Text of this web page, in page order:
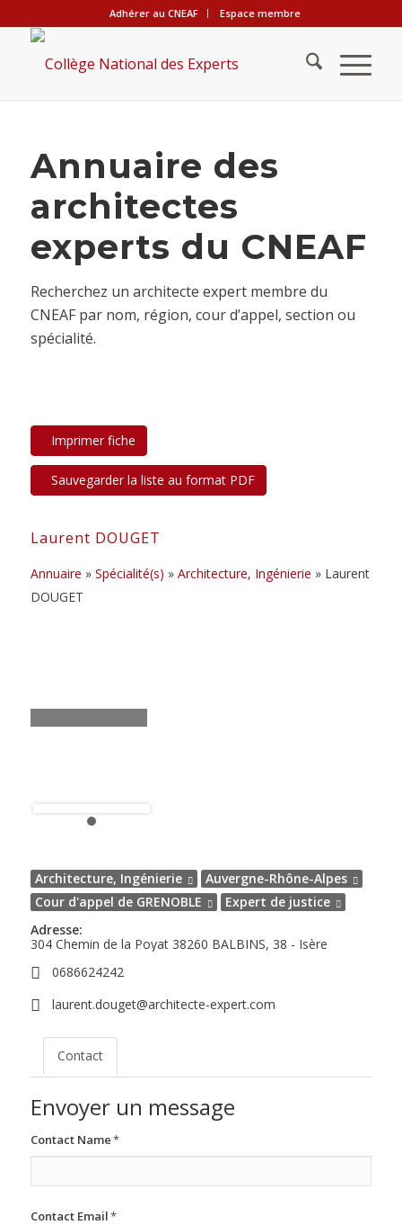
Adhérer au CNEAF Espace membre
Annuaire des
architectes
experts du CNEAF
Recherchez un architecte expert membre du
CNEAF par nom, région, cour d’appel, section ou
spécialité.
Laurent DOUGET
Annuaire » Spécialité(s) » Architecture, Ingénierie » Laurent
DOUGET
Architecture, Ingénierie
Auvergne-Rhône-Alpes
Cour d'appel de GRENOBLE
Expert de justice
Adresse:
304 Chemin de la Poyat 38260 BALBINS, 38 - Isère
0686624242
laurent.douget@architecte-expert.com
Contact
Envoyer un message
Contact Name*
Contact Email*